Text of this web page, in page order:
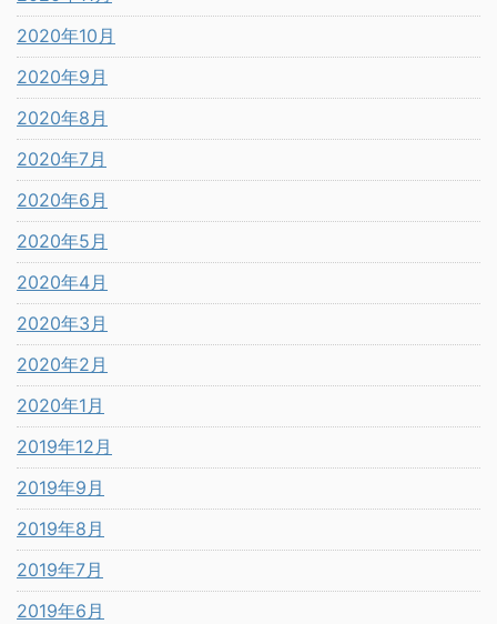
2020年10月
2020年9月
2020年8月
2020年7月
2020年6月
2020年5月
2020年4月
2020年3月
2020年2月
2020年1月
2019年12月
2019年9月
2019年8月
2019年7月
2019年6月